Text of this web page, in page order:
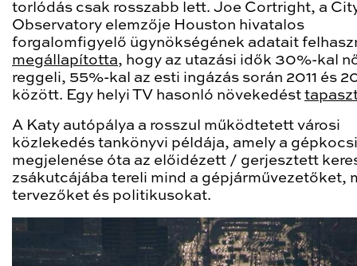
torlódás csak rosszabb lett. Joe Cortright, a
Observatory elemzője Houston hivatalos
forgalomfigyelő ügynökségének adatait
megállapította, hogy az utazási idők 30%-kal
reggeli, 55%-kal az esti ingázás során 2011 és
között. Egy helyi TV hasonló növekedést
A Katy autópálya a rosszul működtetett városi
közlekedés tankönyvi példája, amely a gépkocsi
megjelenése óta az előidézett / gerjesztett
zsákutcájába tereli mind a gépjárművezetőket,
tervezőket és politikusokat.